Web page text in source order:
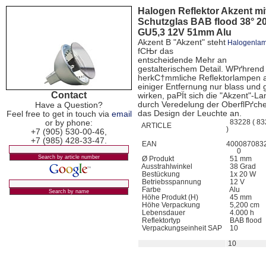
Contact
Have a Question?
Feel free to get in touch via email
or by phone:
+7 (905) 530-00-46,
+7 (985) 428-33-47.
Halogen Reflektor Akzent
Schutzglas BAB flood 38°
GU5,3 12V 51mm Alu
Akzent В "Akzent" steht
fСЊr das
entscheidende Mehr an
gestalterischem Detail. WРґhrend
herkС†mmliche Reflektorlampen
einiger Entfernung nur blass und
wirken, paРЇt sich die "Akzent"-
durch Veredelung der
das Design der Leuchte an.
ARTICLE
83228 (
)
EAN
0
Ø Produkt
51 mm
Ausstrahlwinkel
38 Grad
Bestückung
1x 20 W
Betriebsspannung
12 V
Farbe
Alu
Höhe Produkt (H)
45 mm
Höhe Verpackung
5,200 cm
Lebensdauer
4.000 h
Reflektortyp
BAB flood
Verpackungseinheit SAP
10
10